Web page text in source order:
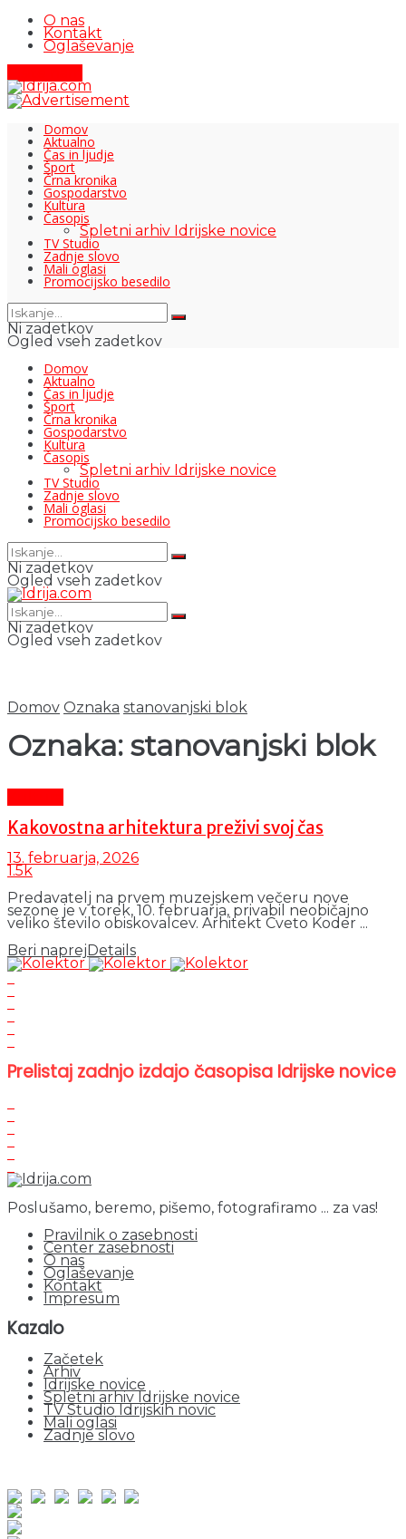
O nas
Kontakt
Oglaševanje
Domov
Aktualno
Čas in ljudje
Šport
Črna kronika
Gospodarstvo
Kultura
Časopis
Spletni arhiv Idrijske novice
TV Studio
Zadnje slovo
Mali oglasi
Promocijsko besedilo
Ni zadetkov
Ogled vseh zadetkov
Domov
Aktualno
Čas in ljudje
Šport
Črna kronika
Gospodarstvo
Kultura
Časopis
Spletni arhiv Idrijske novice
TV Studio
Zadnje slovo
Mali oglasi
Promocijsko besedilo
Ni zadetkov
Ogled vseh zadetkov
Ni zadetkov
Ogled vseh zadetkov
Domov Oznaka stanovanjski blok
Oznaka: stanovanjski blok
Kakovostna arhitektura preživi svoj čas
13. februarja, 2026
1.5k
Predavatelj na prvem muzejskem večeru nove
sezone je v torek, 10. februarja, privabil neobičajno
veliko število obiskovalcev. Arhitekt Cveto Koder ...
Beri naprej Details
Prelistaj zadnjo izdajo časopisa Idrijske novice
Poslušamo, beremo, pišemo, fotografiramo ... za vas!
Pravilnik o zasebnosti
Center zasebnosti
O nas
Oglaševanje
Kontakt
Impresum
Kazalo
Začetek
Arhiv
Idrijske novice
Spletni arhiv Idrijske novice
TV Studio Idrijskih novic
Mali oglasi
Zadnje slovo